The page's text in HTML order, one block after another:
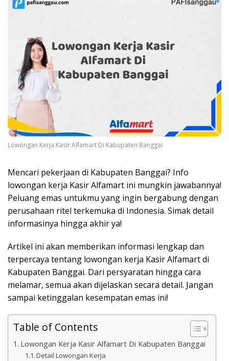
Lowongan Kerja Kasir Alfamart Di Kabupaten Banggai
Mencari pekerjaan di Kabupaten Banggai? Info
lowongan kerja Kasir Alfamart ini mungkin jawabannya!
Peluang emas untukmu yang ingin bergabung dengan
perusahaan ritel terkemuka di Indonesia. Simak detail
informasinya hingga akhir ya!
Artikel ini akan memberikan informasi lengkap dan
terpercaya tentang lowongan kerja Kasir Alfamart di
Kabupaten Banggai. Dari persyaratan hingga cara
melamar, semua akan dijelaskan secara detail. Jangan
sampai ketinggalan kesempatan emas ini!
Table of Contents
Lowongan Kerja Kasir Alfamart Di Kabupaten Banggai
Detail Lowongan Kerja